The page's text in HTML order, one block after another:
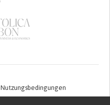
Nutzungsbedingungen